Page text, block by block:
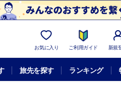
お気に入り ご利用ガイド 新規
旅先を探す ランキング